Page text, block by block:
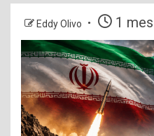
Eddy Olivo 1